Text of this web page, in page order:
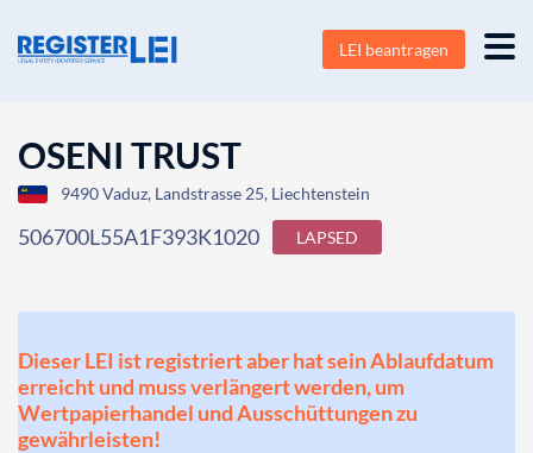
LEI beantragen
OSENI TRUST
9490 Vaduz, Landstrasse 25, Liechtenstein
506700L55A1F393K1020 LAPSED
Dieser LEI ist registriert aber hat sein Ablaufdatum
erreicht und muss verlängert werden, um
Wertpapierhandel und Ausschüttungen zu
gewährleisten!